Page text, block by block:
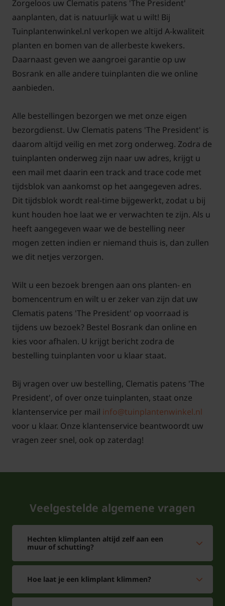
Clematis ‘The President’ is goed winterhard, maar
niet wintergroen. In het voorjaar loopt de plant weer
fris uit. Snoeien is niet noodzakelijk. Als de plant te
groot wordt, kunt u hem na de eerste bloei licht
terugsnoeien.
Zorgeloos uw Clematis patens 'The President'
aanplanten, dat is natuurlijk wat u wilt! Bij
Tuinplantenwinkel.nl verkopen we altijd A-kwaliteit
planten en bomen van de allerbeste kwekers.
Daarnaast geven we aangroei garantie op uw
Bosrank en alle andere tuinplanten die we online
aanbieden.
Alle bestellingen bezorgen we met onze eigen
bezorgdienst. Uw Clematis patens 'The President' is
daarom altijd veilig en met zorg onderweg. Zodra de
tuinplanten onderweg zijn naar uw adres, krijgt u
een mail met daarin een track and trace code met
tijdsblok van aankomst op het aangegeven adres.
Dit tijdsblok wordt real-time bijgewerkt, zodat u bij
kunt houden hoe laat we er verwachten te zijn. Als u
heeft aangegeven waar we de bestelling neer
mogen zetten indien er niemand thuis is, dan zullen
we dit netjes verzorgen.
Wilt u een bezoek brengen aan ons planten- en
bomencentrum en wilt u er zeker van zijn dat uw
Clematis patens 'The President' op voorraad is
tijdens uw bezoek? Bestel Bosrank dan online en
kies voor afhalen. U krijgt bericht zodra de
bestelling tuinplanten voor u klaar staat.
Bij vragen over uw bestelling, Clematis patens 'The
President', of over onze tuinplanten, staat onze
klantenservice per mail info@tuinplantenwinkel.nl
voor u klaar. Onze klantenservice beantwoordt uw
vragen zeer snel, ook op zaterdag!
Veelgestelde algemene vragen
Hechten klimplanten altijd zelf aan een
muur of schutting?
Hoe laat je een klimplant klimmen?